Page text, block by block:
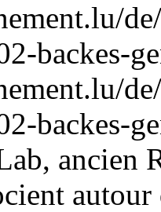
backes-
backes-
ancien